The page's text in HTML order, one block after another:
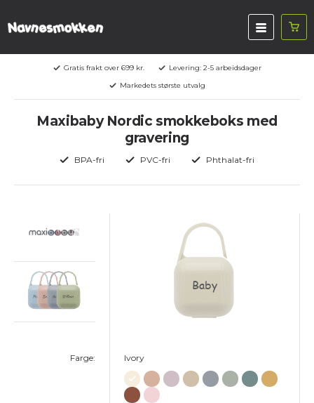
Gratis frakt over 699 kr.
Levering: 2-5 arbeidsdager
Markedets største utvalg
Maxibaby Nordic smokkeboks med
gravering
BPA-fri PVC-fri Phthalat-fri
Farge:
Baby
Ivory